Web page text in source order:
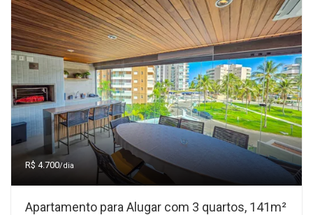
R$ 4.700/dia
Apartamento para Alugar com 3 quartos, 141m²